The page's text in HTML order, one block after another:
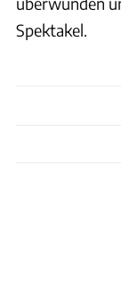
Spektakel.